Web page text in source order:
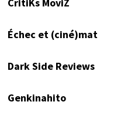
Échec et (ciné)mat
Dark Side Reviews
Genkinahito